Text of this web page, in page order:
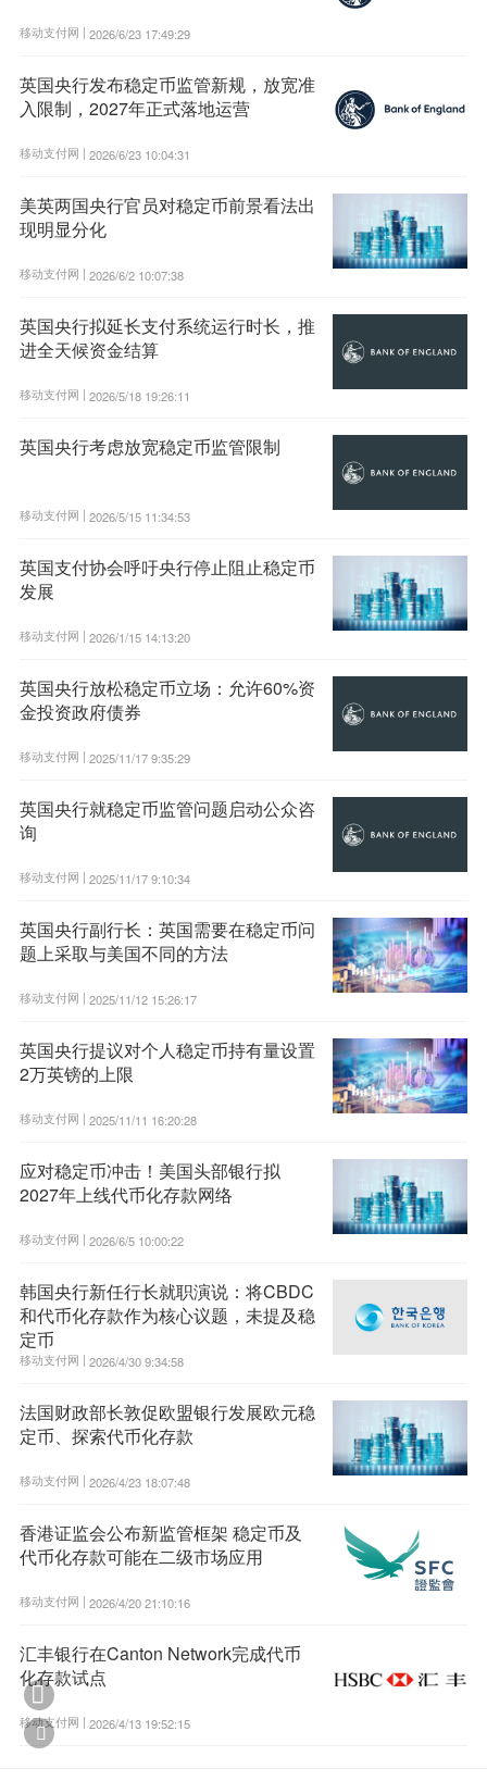
移动支付网 | 2026/6/23 17:49:29
英国央行发布稳定币监管新规，放宽准
入限制，2027年正式落地运营
移动支付网 | 2026/6/23 10:04:31
美英两国央行官员对稳定币前景看法出
现明显分化
移动支付网 | 2026/6/2 10:07:38
英国央行拟延长支付系统运行时长，推
进全天候资金结算
移动支付网 | 2026/5/18 19:26:11
英国央行考虑放宽稳定币监管限制
移动支付网 | 2026/5/15 11:34:53
英国支付协会呼吁央行停止阻止稳定币
发展
移动支付网 | 2026/1/15 14:13:20
英国央行放松稳定币立场：允许60%资
金投资政府债券
移动支付网 | 2025/11/17 9:35:29
英国央行就稳定币监管问题启动公众咨
询
移动支付网 | 2025/11/17 9:10:34
英国央行副行长：英国需要在稳定币问
题上采取与美国不同的方法
移动支付网 | 2025/11/12 15:26:17
英国央行提议对个人稳定币持有量设置
2万英镑的上限
移动支付网 | 2025/11/11 16:20:28
应对稳定币冲击！美国头部银行拟
2027年上线代币化存款网络
移动支付网 | 2026/6/5 10:00:22
韩国央行新任行长就职演说：将CBDC
和代币化存款作为核心议题，未提及稳
定币
移动支付网 | 2026/4/30 9:34:58
法国财政部长敦促欧盟银行发展欧元稳
定币、探索代币化存款
移动支付网 | 2026/4/23 18:07:48
香港证监会公布新监管框架 稳定币及
代币化存款可能在二级市场应用
移动支付网 | 2026/4/20 21:10:16
汇丰银行在Canton Network完成代币
化存款试点
移动支付网 | 2026/4/13 19:52:15

